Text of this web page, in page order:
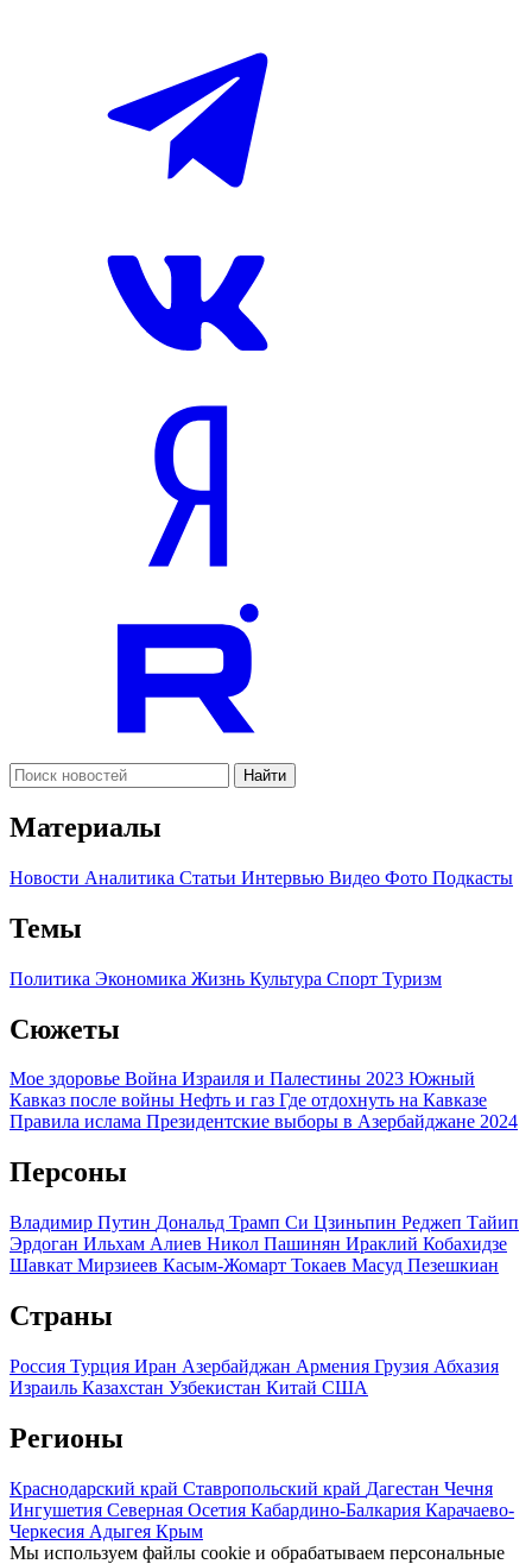
Найти
Материалы
Новости Аналитика Статьи Интервью Видео Фото Подкасты
Темы
Политика Экономика Жизнь Культура Спорт Туризм
Сюжеты
Мое здоровье Война Израиля и Палестины 2023 Южный
Кавказ после войны Нефть и газ Где отдохнуть на Кавказе
Правила ислама Президентские выборы в Азербайджане 2024
Персоны
Владимир Путин Дональд Трамп Си Цзиньпин Реджеп Тайип
Эрдоган Ильхам Алиев Никол Пашинян Ираклий Кобахидзе
Шавкат Мирзиеев Касым-Жомарт Токаев Масуд Пезешкиан
Страны
Россия Турция Иран Азербайджан Армения Грузия Абхазия
Израиль Казахстан Узбекистан Китай США
Регионы
Краснодарский край Ставропольский край Дагестан Чечня
Ингушетия Северная Осетия Кабардино-Балкария Карачаево-
Черкесия Адыгея Крым
Мы используем файлы cookie и обрабатываем персональные